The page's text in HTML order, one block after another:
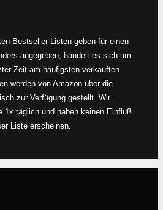
Bestseller-Listen geben für einen
angegeben, handelt es sich um
Zeit am häufigsten verkauften
werden von Amazon über die
zur Verfügung gestellt. Wir
1x täglich und haben keinen Einfluß
Liste erscheinen.